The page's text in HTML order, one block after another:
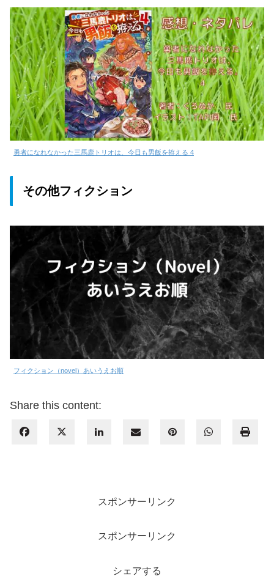
勇者になれなかった三馬鹿トリオは、今日も男飯を拵える 4
その他フィクション
フィクション（novel）あいうえお順
Share this content:
スポンサーリンク
スポンサーリンク
シェアする